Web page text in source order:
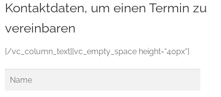
Kontaktdaten, um einen Termin zu
vereinbaren
[/vc_column_text][vc_empty_space height=“40px“]